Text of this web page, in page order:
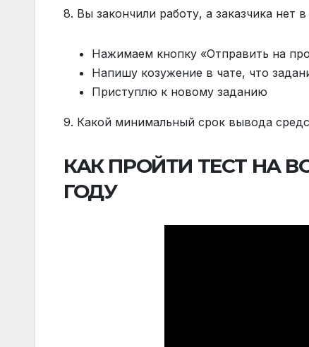
8. Вы закончили работу, а заказчика нет
Нажимаем кнопку «Отправить на
Напишу козужение в чате, что
Приступлю к новому заданию
9. Какой минимальный срок вывода
КАК ПРОЙТИ ТЕСТ НА
ГОДУ